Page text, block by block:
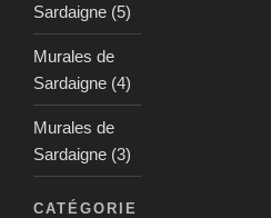
Sardaigne (5)
Murales de
Sardaigne (4)
Murales de
Sardaigne (3)
CATÉGORIE